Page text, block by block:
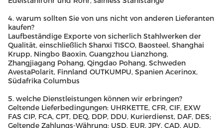
4. warum sollten Sie von uns nicht von anderen Lieferanten
kaufen?
Laufbeständige Exporte von sicherlich Stahlwerken der
Qualität, einschließlich Shanxi TISCO, Baosteel, Shanghai
Krupp, Ningbo Baoxin, Guangzhou Lianzhong,
Zhangjiagang Pohang, Qingdao Pohang, Schweden
AvestaPolarit, Finnland OUTKUMPU, Spanien Acerinox,
Südafrika Columbus
5. welche Dienstleistungen können wir erbringen?
Geltende Lieferbedingungen: UHRKETTE, CFR, CIF, EXW
FAS CIP, FCA, CPT, DEQ, DDP, DDU, Kurierdienst, DAF, DES;
Geltende Zahlungs-Währung: USD, EUR, JPY, CAD, AUD,